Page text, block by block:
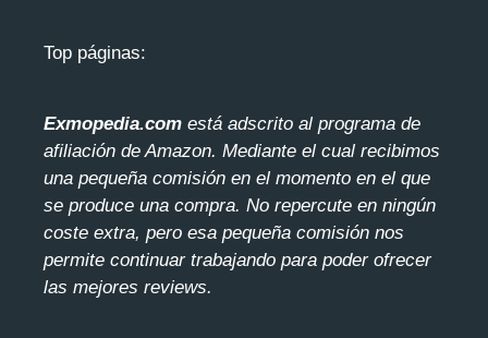
Top páginas:
Exmopedia.com está adscrito al programa de
afiliación de Amazon. Mediante el cual recibimos
una pequeña comisión en el momento en el que
se produce una compra. No repercute en ningún
coste extra, pero esa pequeña comisión nos
permite continuar trabajando para poder ofrecer
las mejores reviews.